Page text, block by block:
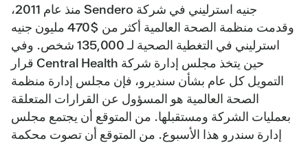
جنيه استرليني في شركة Sendero منذ عام 2011،
وقدمت منظمة الصحة العالمية أكثر من $470 مليون جنيه
استرليني في التغطية الصحية لـ 135,000 شخص. وفي
حين يتخذ مجلس إدارة شركة Central Health قرار
التمويل كل عام بشأن سنديرو، فإن مجلس إدارة منظمة
الصحة العالمية هو المسؤول عن القرارات المتعلقة
بعمليات الشركة ومستقبلها. من المتوقع أن يجتمع مجلس
إدارة سندرو هذا الأسبوع. من المتوقع أن تصوت محكمة